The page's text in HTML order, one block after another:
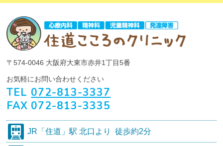
〒574-0046 大阪府大東市赤井1丁目5番
お気軽にお問い合わせください
TEL 072-813-3337
FAX 072-813-3335
JR 「住道」駅 北口より徒歩約2分